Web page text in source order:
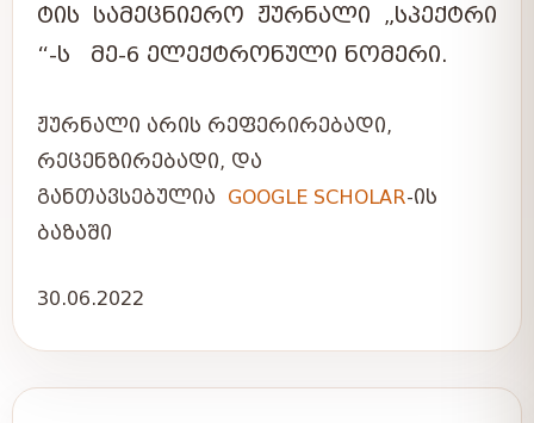
ᲢᲘᲡ ᲡᲐᲛᲔᲪᲜᲘᲔᲠᲝ ᲟᲣᲠᲜᲐᲚᲘ
„ᲡᲞᲔᲥᲢᲠᲘ
“-Ს ᲛᲔ-6 ᲔᲚᲔᲥᲢᲠᲝᲜᲣᲚᲘ ᲜᲝᲛᲔᲠᲘ.
ᲟᲣᲠᲜᲐᲚᲘ ᲐᲠᲘᲡ ᲠᲔᲤᲔᲠᲘᲠᲔᲑᲐᲓᲘ,
ᲠᲔᲪᲔᲜᲖᲘᲠᲔᲑᲐᲓᲘ, ᲓᲐ
ᲒᲐᲜᲗᲐᲕᲡᲔᲑᲣᲚᲘᲐ GOOGLE SCHOLAR-ᲘᲡ
ᲑᲐᲖᲐᲨᲘ
30.06.2022